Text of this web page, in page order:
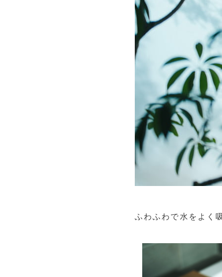
ふわふわで水をよく